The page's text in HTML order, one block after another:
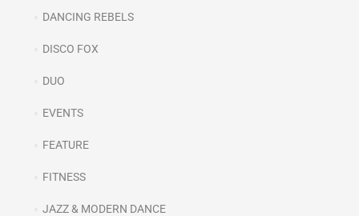
DANCING REBELS
DISCO FOX
DUO
EVENTS
FEATURE
FITNESS
JAZZ & MODERN DANCE